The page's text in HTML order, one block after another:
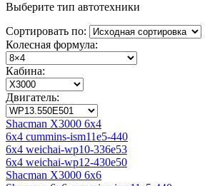
Выберите тип автотехники
Сортировать по:
Колесная формула:
Кабина:
Двигатель:
Shacman X3000 6x4
6x4 cummins-ism11e5-440
6x4 weichai-wp10-336e53
6x4 weichai-wp12-430e50
Shacman X3000 6x6